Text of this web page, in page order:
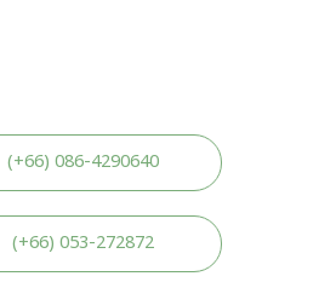
(+66) 086-4290640
(+66) 053-272872